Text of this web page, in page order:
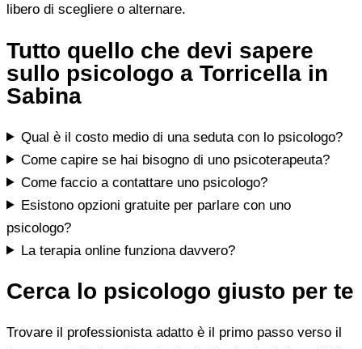
libero di scegliere o alternare.
Tutto quello che devi sapere
sullo psicologo a Torricella in
Sabina
Qual è il costo medio di una seduta con lo psicologo?
Come capire se hai bisogno di uno psicoterapeuta?
Come faccio a contattare uno psicologo?
Esistono opzioni gratuite per parlare con uno
psicologo?
La terapia online funziona davvero?
Cerca lo psicologo giusto per te
Trovare il professionista adatto è il primo passo verso il